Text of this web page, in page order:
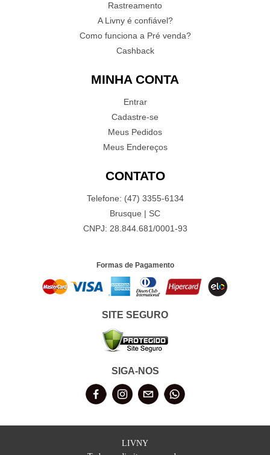
Rastreamento
A Livny é confiável?
Como funciona a Pré venda?
Cashback
MINHA CONTA
Entrar
Cadastre-se
Meus Pedidos
Meus Endereços
CONTATO
Telefone: (47) 3355-6134
Brusque | SC
CNPJ: 28.844.681/0001-93
Formas de Pagamento
SITE SEGURO
SIGA-NOS
LIVNY